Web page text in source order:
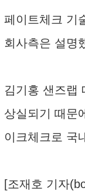
페이트체크 기
회사측은 설명
김기홍 샌즈랩
상실되기 때문
이크체크로 국
[조재호 기자(